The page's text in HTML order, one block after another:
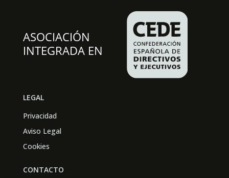
LEGAL
Privacidad
Aviso Legal
Cookies
CONTACTO